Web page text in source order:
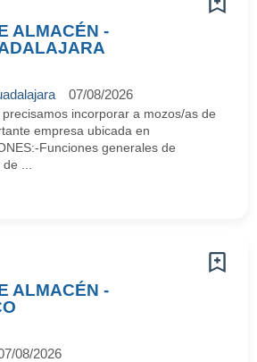
ALMACÉN -
07/08/2026
precisamos incorporar a mozos/as de
empresa ubicada en
Funciones generales de
...
ALMACÉN -
08/2026